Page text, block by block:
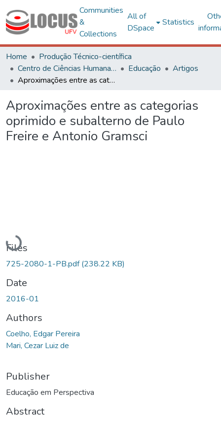
Communities
&
Collections
All of
DSpace
Statistics
Home
Produção Técnico-científica
Centro de Ciências Humanas, Letras e Artes
Educação
Artigos
Aproximações entre as categorias oprimido e subalterno de Paulo Freire e Antonio Gramsci
Aproximações entre as categorias
oprimido e subalterno de Paulo
Freire e Antonio Gramsci
Loading...
Files
725-2080-1-PB.pdf(238.22 KB)
Date
2016-01
Authors
Coelho, Edgar Pereira
Mari, Cezar Luiz de
Publisher
Educação em Perspectiva
Abstract